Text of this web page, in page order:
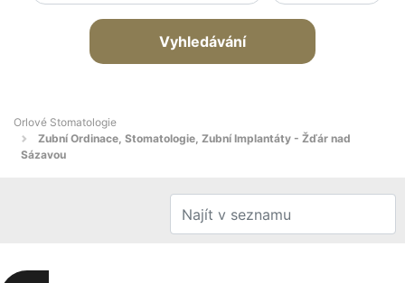
Vyhledávání
Orlové Stomatologie
Zubní Ordinace, Stomatologie, Zubní Implantáty - Žďár nad
Sázavou